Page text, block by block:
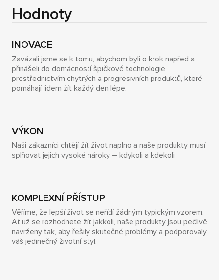
Hodnoty
INOVACE
Zavázali jsme se k tomu, abychom byli o krok napřed a
přinášeli do domácností špičkové technologie
prostřednictvím chytrých a progresivních produktů, které
pomáhají lidem žít každý den lépe.
VÝKON
Naši zákazníci chtějí žít život naplno a naše produkty musí
splňovat jejich vysoké nároky – kdykoli a kdekoli.
KOMPLEXNÍ PŘÍSTUP
Věříme, že lepší život se neřídí žádným typickým vzorem.
Ať už se rozhodnete žít jakkoli, naše produkty jsou pečlivě
navrženy tak, aby řešily skutečné problémy a podporovaly
váš jedinečný životní styl.